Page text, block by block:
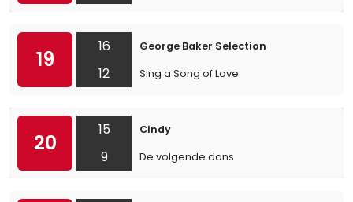
19
16
12
George Baker Selection
Sing a Song of Love
20
15
9
Cindy
De volgende dans